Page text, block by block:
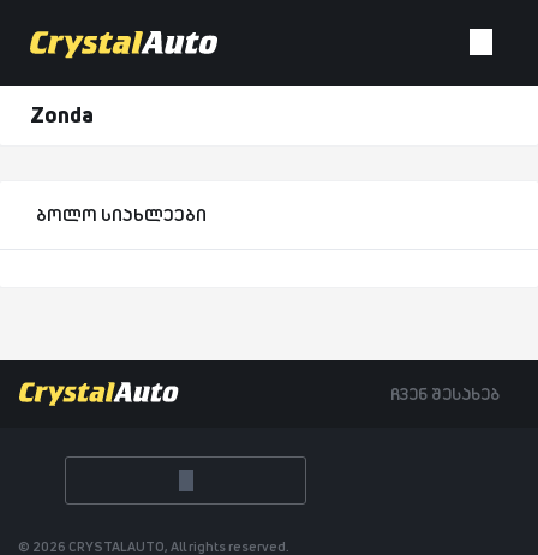
Zonda
ბოლო სიახლეები
ჩვენ შესახებ
© 2026 CRYSTALAUTO, All rights reserved.